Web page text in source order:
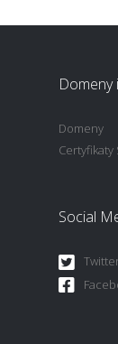
Domeny
Domeny
Certyfikaty
Social